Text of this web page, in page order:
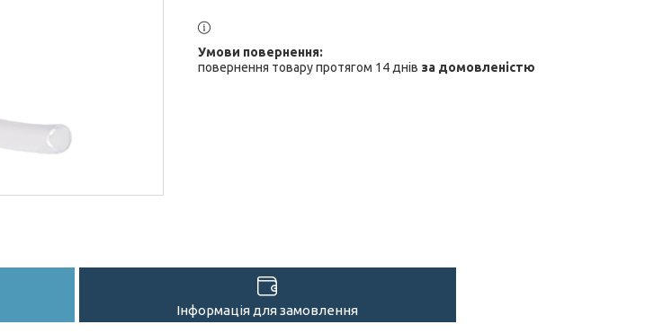
повернення товару протягом 14 днів за домовленістю
Інформація для замовлення